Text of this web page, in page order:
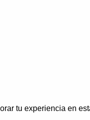
tu experiencia en